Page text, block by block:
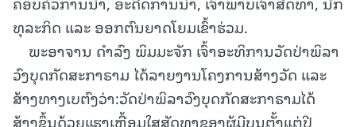
ທຸລະກິດ ແລະ ອອກຕົນຍາດໂຍມເຂົ້າຮ່ວມ.
ພະອາຈານ ດໍາລົງ ພິມມະຈັກ ເຈົ້າອະທິການວັດປ່າພິລາ
ວົງບຸດກັດສະກາຣາມ ໄດ້ລາຍງານໂຄງການສ້າງວັດ ແລະ
ສ້າງທາງເບຕົງວ່າ:ວັດປ່າພິລາວົງບຸດກັດສະກາຣາມໄດ້
ສ້າງຂຶ້ນດ້ວຍແຮງເຫຼື້ອມໃສສັດທາຂອງຜູ້ມີບຸນຕັ້ງແຕ່ປີ